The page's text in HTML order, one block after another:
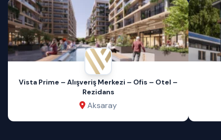
Vista Prime – Alışveriş Merkezi – Ofis – Otel –
Rezidans
Aksaray